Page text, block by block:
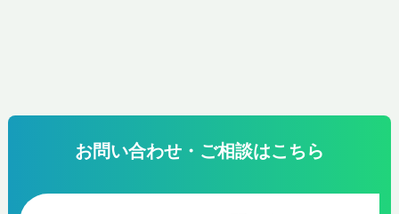
お問い合わせ・ご相談はこちら